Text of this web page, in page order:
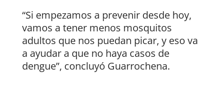
“Si empezamos a prevenir desde hoy,
vamos a tener menos mosquitos
adultos que nos puedan picar, y eso va
a ayudar a que no haya casos de
dengue”, concluyó Guarrochena.